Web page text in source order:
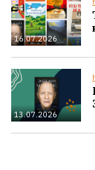
16.07.2026
13.07.2026